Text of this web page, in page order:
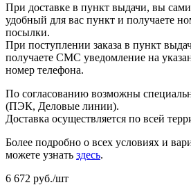
При доставке в пункт выдачи, вы
удобный для вас пункт и получаете
посылки.
При поступлении заказа в пункт
получаете СМС уведомление на
номер телефона.
По согласованию возможны
(ПЭК, Деловые линии).
Доставка осуществляется по всей
Более подробно о всех условиях и
можете узнать здесь.
6 672 руб./шт